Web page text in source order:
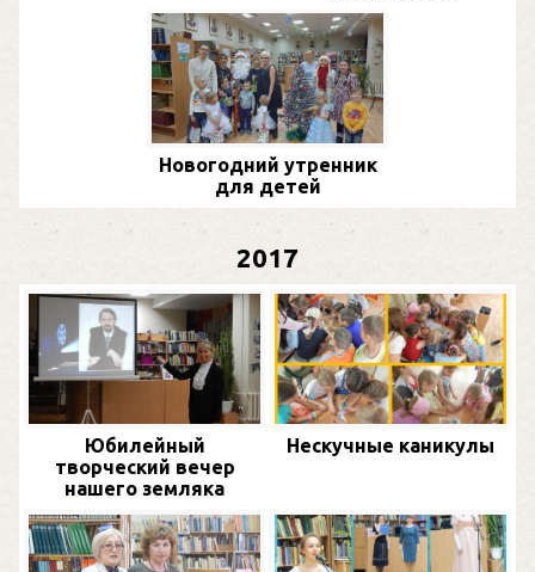
Новогодний утренник
для детей
2017
Юбилейный
творческий вечер
нашего земляка
Нескучные каникулы